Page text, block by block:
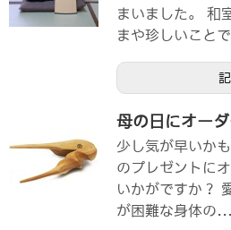
まいました。 和
まや珍しいこと
母の日にオー
少し気が早いか
のプレゼントに
いかがですか？
が困難な身体の...